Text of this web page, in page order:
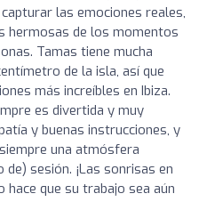
las emociones reales,
hermosas de los momentos
Tamas tiene mucha
de la isla, así que
más increíbles en Ibiza.
es divertida y muy
y buenas instrucciones, y
una atmósfera
sesión. ¡Las sonrisas en
que su trabajo sea aún